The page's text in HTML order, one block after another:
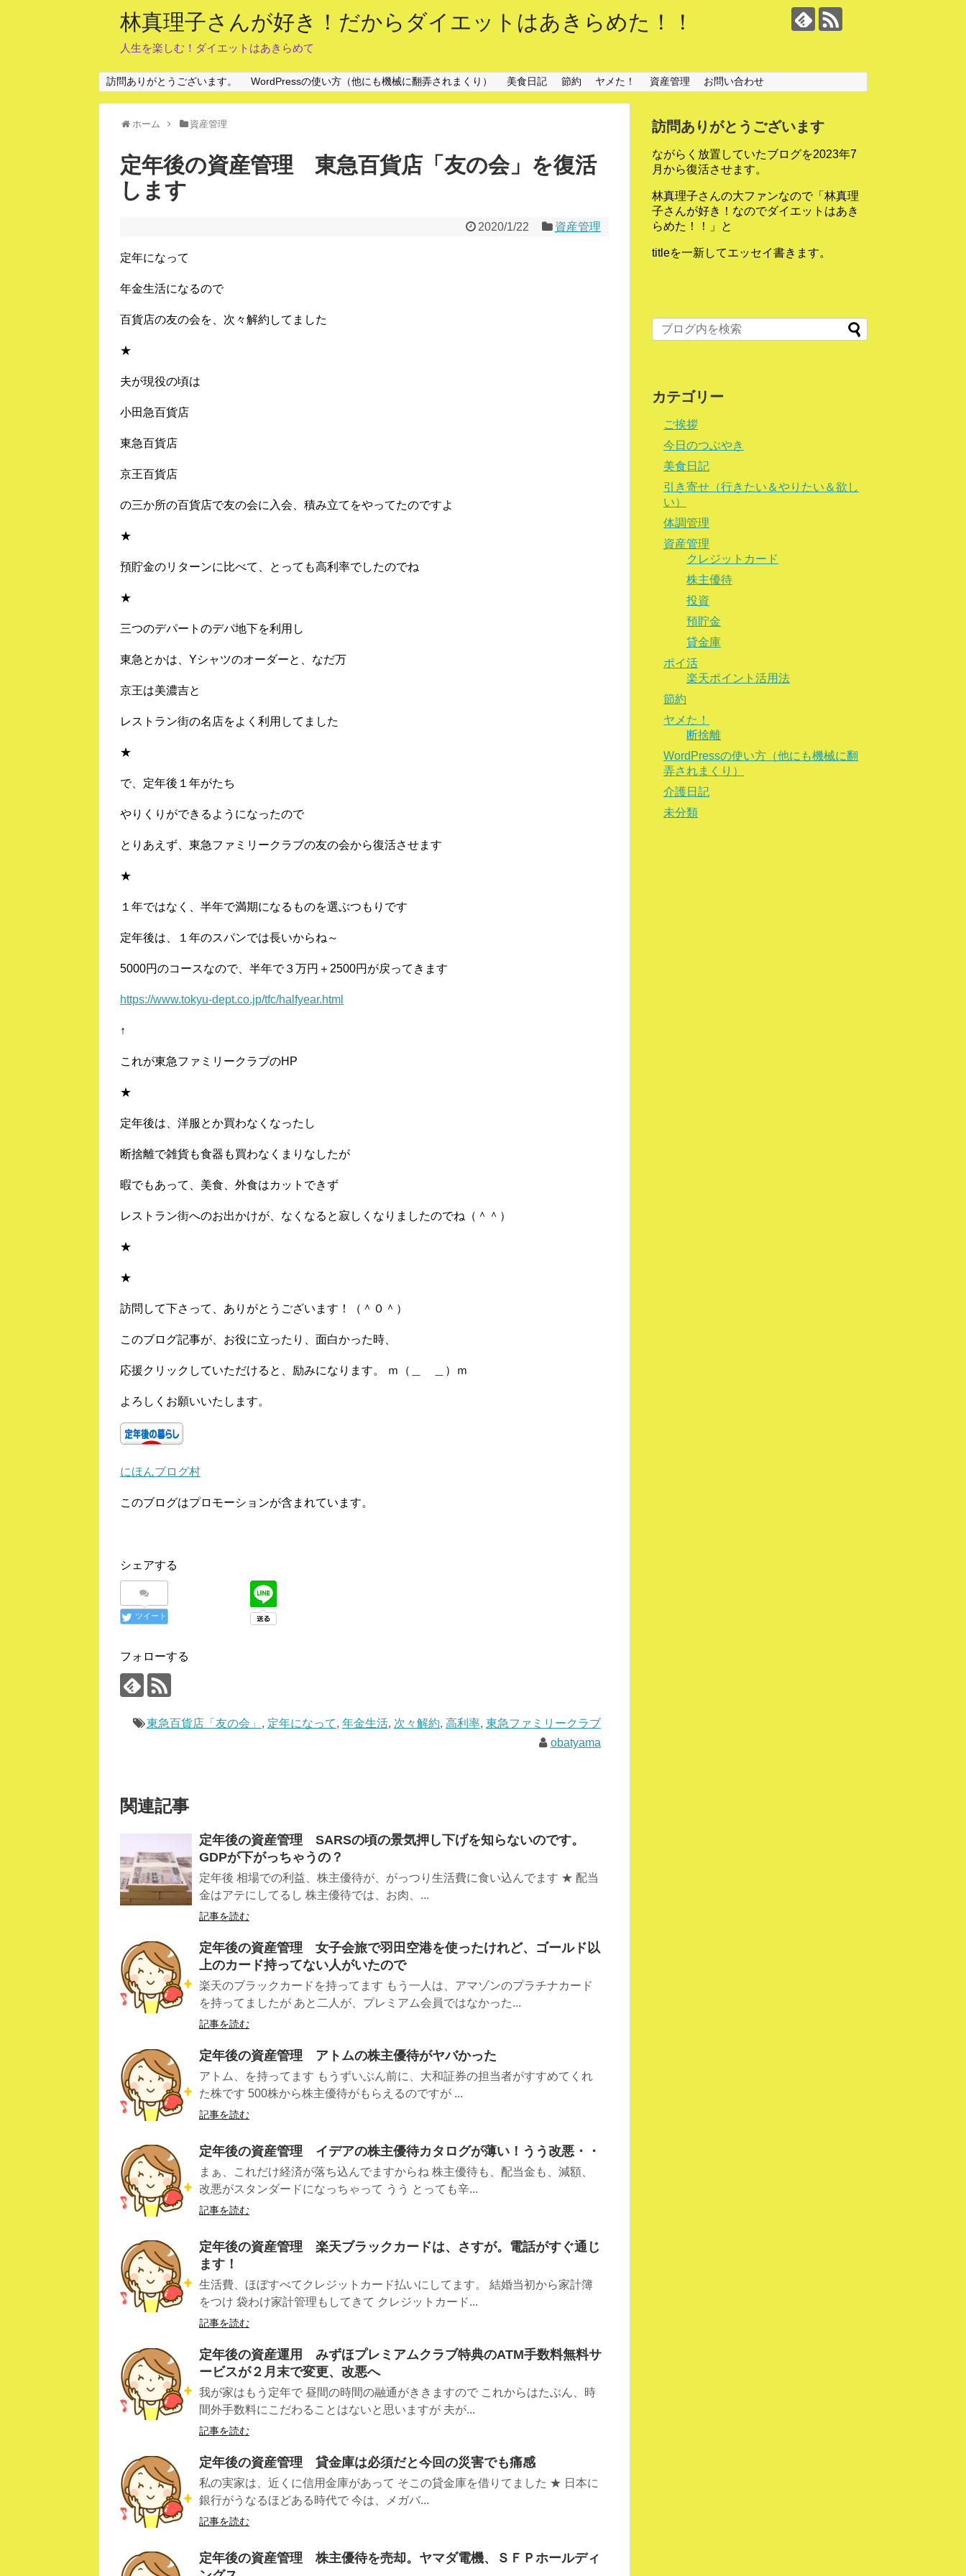
林真理子さんが好き！だからダイエットはあきらめた！！
人生を楽しむ！ダイエットはあきらめて
訪問ありがとうございます。 WordPressの使い方（他にも機械に翻弄されまくり） 美食日記 節約 ヤメた！ 資産管理 お問い合わせ
ホーム 資産管理
定年後の資産管理 東急百貨店「友の会」を復活
します
2020/1/22 資産管理
定年になって
年金生活になるので
百貨店の友の会を、次々解約してました
★
夫が現役の頃は
小田急百貨店
東急百貨店
京王百貨店
の三か所の百貨店で友の会に入会、積み立てをやってたのですよ
★
預貯金のリターンに比べて、とっても高利率でしたのでね
★
三つのデパートのデパ地下を利用し
東急とかは、Yシャツのオーダーと、なだ万
京王は美濃吉と
レストラン街の名店をよく利用してました
★
で、定年後１年がたち
やりくりができるようになったので
とりあえず、東急ファミリークラブの友の会から復活させます
★
１年ではなく、半年で満期になるものを選ぶつもりです
定年後は、１年のスパンでは長いからね～
5000円のコースなので、半年で３万円＋2500円が戻ってきます
https://www.tokyu-dept.co.jp/tfc/halfyear.html
↑
これが東急ファミリークラブのHP
★
定年後は、洋服とか買わなくなったし
断捨離で雑貨も食器も買わなくまりなしたが
暇でもあって、美食、外食はカットできず
レストラン街へのお出かけが、なくなると寂しくなりましたのでね（＾＾）
★
★
訪問して下さって、ありがとうございます！（＾０＾）
このブログ記事が、お役に立ったり、面白かった時、
応援クリックしていただけると、励みになります。 ｍ（＿ ＿）ｍ
よろしくお願いいたします。
にほんブログ村
このブログはプロモーションが含まれています。
シェアする
ツイート
フォローする
東急百貨店「友の会」 , 定年になって, 年金生活, 次々解約, 高利率, 東急ファミリークラブ
obatyama
関連記事
定年後の資産管理 SARSの頃の景気押し下げを知らないのです。
GDPが下がっちゃうの？
定年後 相場での利益、株主優待が、がっつり生活費に食い込んでます ★ 配当
金はアテにしてるし 株主優待では、お肉、...
記事を読む
定年後の資産管理 女子会旅で羽田空港を使ったけれど、ゴールド以
上のカード持ってない人がいたので
楽天のブラックカードを持ってます もう一人は、アマゾンのプラチナカード
を持ってましたが あと二人が、プレミアム会員ではなかった...
記事を読む
定年後の資産管理 アトムの株主優待がヤバかった
アトム、を持ってます もうずいぶん前に、大和証券の担当者がすすめてくれ
た株です 500株から株主優待がもらえるのですが ...
記事を読む
定年後の資産管理 イデアの株主優待カタログが薄い！うう改悪・・
まぁ、これだけ経済が落ち込んでますからね 株主優待も、配当金も、減額、
改悪がスタンダードになっちゃって うう とっても辛...
記事を読む
定年後の資産管理 楽天ブラックカードは、さすが。電話がすぐ通じ
ます！
生活費、ほぼすべてクレジットカード払いにしてます。 結婚当初から家計簿
をつけ 袋わけ家計管理もしてきて クレジットカード...
記事を読む
定年後の資産運用 みずほプレミアムクラブ特典のATM手数料無料サ
ービスが２月末で変更、改悪へ
我が家はもう定年で 昼間の時間の融通がききますので これからはたぶん、時
間外手数料にこだわることはないと思いますが 夫が...
記事を読む
定年後の資産管理 貸金庫は必須だと今回の災害でも痛感
私の実家は、近くに信用金庫があって そこの貸金庫を借りてました ★ 日本に
銀行がうなるほどある時代で 今は、メガバ...
記事を読む
定年後の資産管理 株主優待を売却。ヤマダ電機、ＳＦＰホールディ
訪問ありがとうございます
ながらく放置していたブログを2023年7
月から復活させます。
林真理子さんの大ファンなので「林真理
子さんが好き！なのでダイエットはあき
らめた！！」と
titleを一新してエッセイ書きます。
カテゴリー
ご挨拶
今日のつぶやき
美食日記
引き寄せ（行きたい＆やりたい＆欲し
い）
体調管理
資産管理
クレジットカード
株主優待
投資
預貯金
貸金庫
ポイ活
楽天ポイント活用法
節約
ヤメた！
断捨離
WordPressの使い方（他にも機械に翻
弄されまくり）
介護日記
未分類